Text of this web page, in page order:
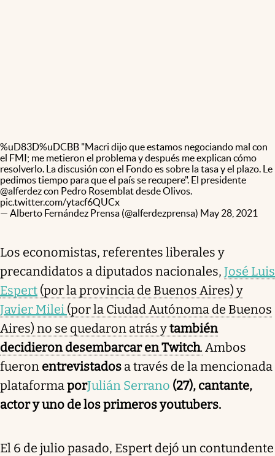
%uD83D%uDCBB "Macri dijo que estamos negociando mal con
el FMI; me metieron el problema y después me explican cómo
resolverlo. La discusión con el Fondo es sobre la tasa y el plazo. Le
pedimos tiempo para que el país se recupere". El presidente
@alferdezcon Pedro Rosemblat desde Olivos.
pic.twitter.com/ytacf6QUCx
— Alberto Fernández Prensa (@alferdezprensa) May 28, 2021
Los economistas, referentes liberales y
precandidatos a diputados nacionales, José Luis
Espert (por la provincia de Buenos Aires) y
Javier Milei (por la Ciudad Autónoma de Buenos
Aires) no se quedaron atrás ytambién
decidieron desembarcar en Twitch. Ambos
fueron entrevistados a través de la mencionada
plataformaporJulián Serrano (27), cantante,
actor y uno de los primeros youtubers.
El 6 de julio pasado, Espert dejó un contundente